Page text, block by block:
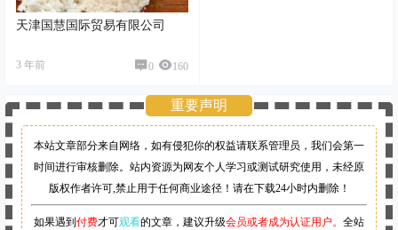
天津国慧国际贸易有限公司
3 年前 0 160
重要声明
本站文章部分来自网络，如有侵犯你的权益请联系管理员， 我们会第一
时间进行审核删除。站内资源为网友个人学习或测试研究使用，未经原
版权作者许可,禁止用于任何商业途径！请在下载24小时内删除！
如果遇到 付费才可观看的文章，建议升级会员或者成为认证用户。 全站